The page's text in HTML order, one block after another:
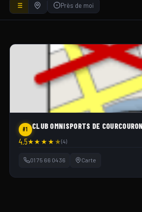
Près de moi
#1 CLUB OMNISPORTS DE
4.5★★★★★(4)
01 75 66 04 36 Carte